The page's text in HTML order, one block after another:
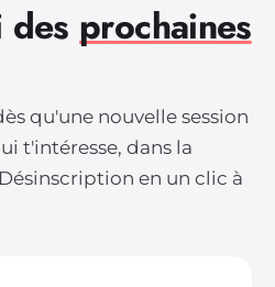
des prochaines
qu'une nouvelle session
t'intéresse, dans la
en un clic à